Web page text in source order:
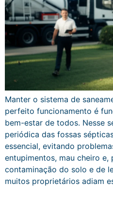
Manter o sistema de
perfeito funcionamento é
bem-estar de todos. Nesse
periódica das fossas
essencial, evitando
entupimentos, mau cheiro e,
contaminação do solo e de
muitos proprietários adiam